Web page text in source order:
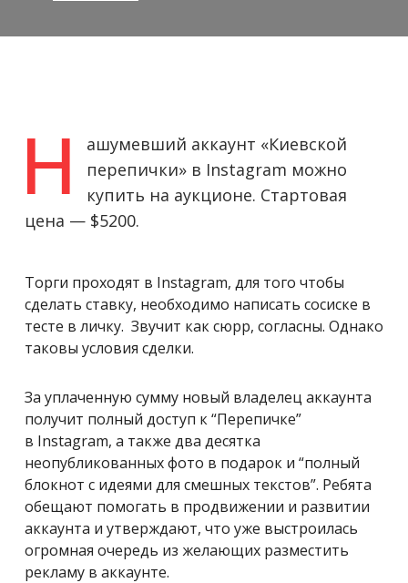
Н
ашумевший аккаунт «Киевской
перепички» в Instagram можно
купить на аукционе. Стартовая
цена — $5200.
Торги проходят в Instagram, для того чтобы
сделать ставку, необходимо написать сосиске в
тесте в личку. Звучит как сюрр, согласны. Однако
таковы условия сделки.
За уплаченную сумму новый владелец аккаунта
получит полный доступ к “Перепичке”
в Instagram, а также два десятка
неопубликованных фото в подарок и “полный
блокнот с идеями для смешных текстов”. Ребята
обещают помогать в продвижении и развитии
аккаунта и утверждают, что уже выстроилась
огромная очередь из желающих разместить
рекламу в аккаунте.